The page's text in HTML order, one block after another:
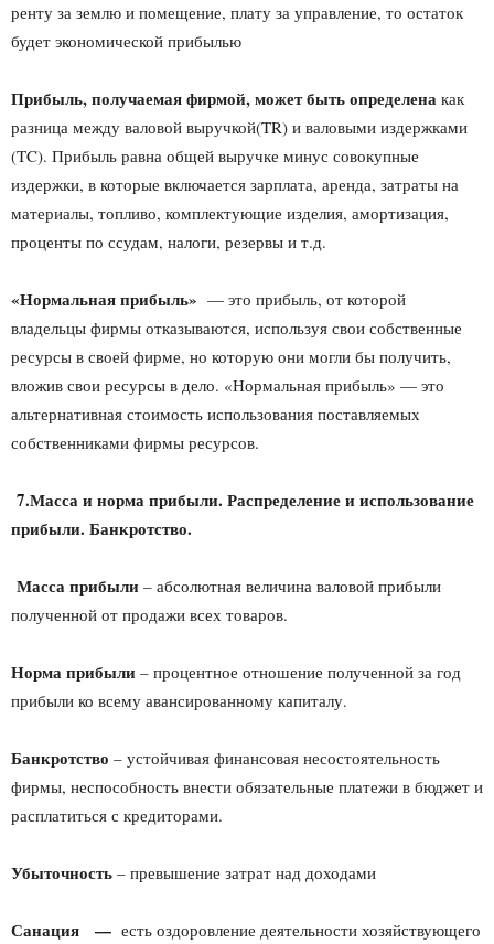
ренту за землю и помещение, плату за управление, то остаток
будет экономической прибылью
Прибыль, получаемая фирмой, может быть определена как
разница между валовой выручкой(TR) и валовыми издержками
(TC). Прибыль равна общей выручке минус совокупные
издержки, в которые включается зарплата, аренда, затраты на
материалы, топливо, комплектующие изделия, амортизация,
проценты по ссудам, налоги, резервы и т.д.
«Нормальная прибыль» — это прибыль, от которой
владельцы фирмы отказываются, используя свои собственные
ресурсы в своей фирме, но которую они могли бы получить,
вложив свои ресурсы в дело. «Нормальная прибыль» — это
альтернативная стоимость использования поставляемых
собственниками фирмы ресурсов.
7.Масса и норма прибыли. Распределение и использование
прибыли. Банкротство.
Масса прибыли – абсолютная величина валовой прибыли
полученной от продажи всех товаров.
Норма прибыли – процентное отношение полученной за год
прибыли ко всему авансированному капиталу.
Банкротство – устойчивая финансовая несостоятельность
фирмы, неспособность внести обязательные платежи в бюджет и
расплатиться с кредиторами.
Убыточность – превышение затрат над доходами
Санация — есть оздоровление деятельности хозяйствующего